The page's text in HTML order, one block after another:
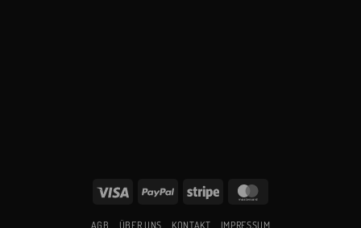
Visa PayPal Stripe
AGB ÜBER UNS KONTAKT IMPRESSUM